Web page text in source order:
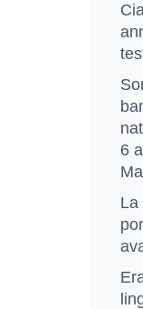
6
La